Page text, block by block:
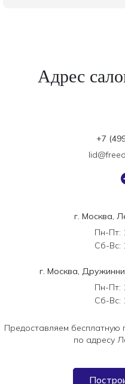
Адрес
г. Москва,
Пн-Пт:
Сб-Вс:
г. Москва,
Пн-Пт:
Сб-Вс:
Предоставляем бесплатную
по адресу
+7